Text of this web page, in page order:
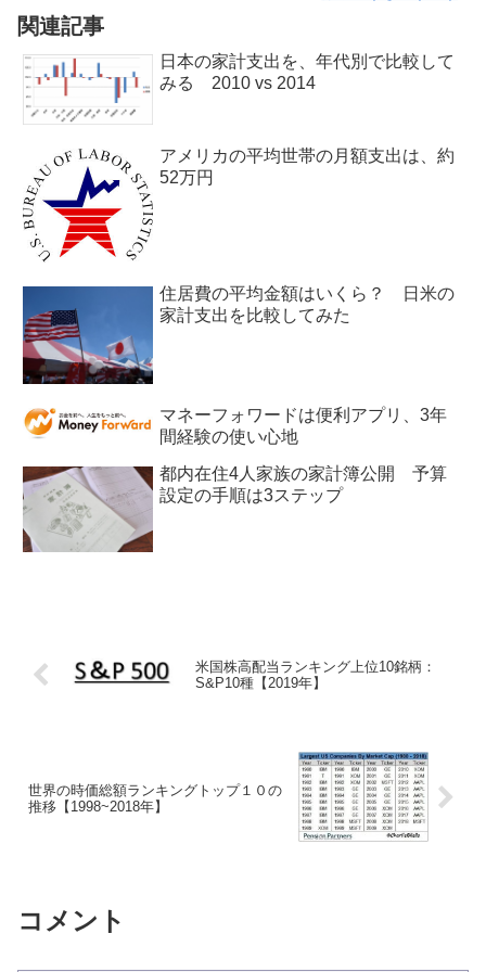
関連記事
日本の家計支出を、年代別で比較して
みる 2010 vs 2014
アメリカの平均世帯の月額支出は、約
52万円
住居費の平均金額はいくら？ 日米の
家計支出を比較してみた
マネーフォワードは便利アプリ、3年
間経験の使い心地
都内在住4人家族の家計簿公開 予算
設定の手順は3ステップ
米国株高配当ランキング上位10銘柄：
S&P10種【2019年】
世界の時価総額ランキングトップ１０の
推移【1998~2018年】
コメント